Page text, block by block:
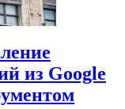
из Google